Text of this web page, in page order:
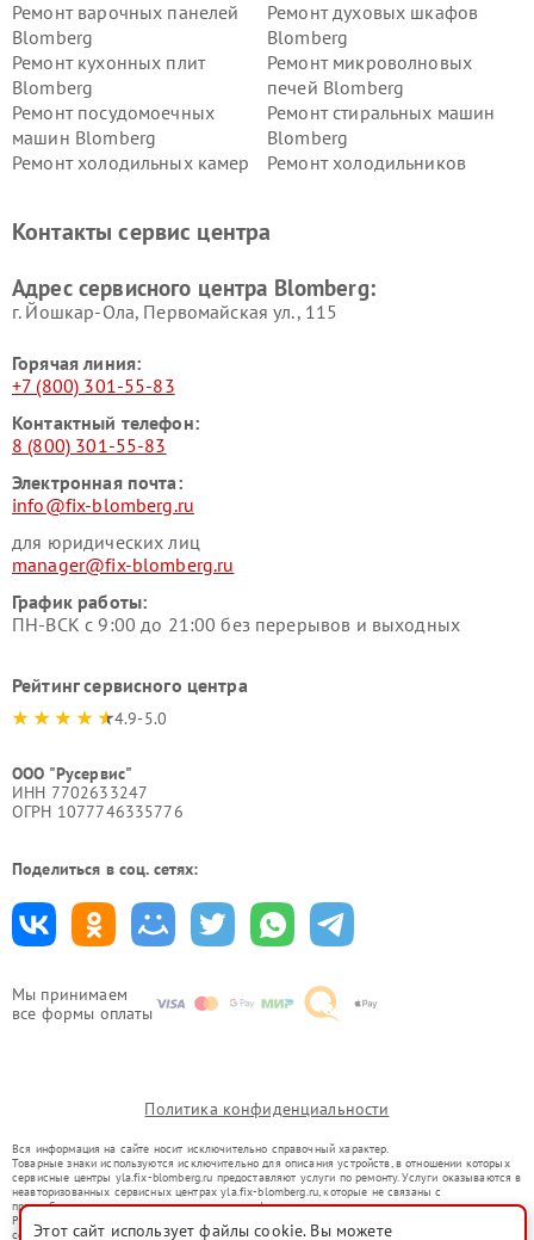
Мы принимаем
все формы оплаты
Ремонт варочных панелей
Blomberg
Ремонт духовых шкафов
Blomberg
Ремонт кухонных плит
Blomberg
Ремонт микроволновых
печей Blomberg
Ремонт посудомоечных
машин Blomberg
Ремонт стиральных машин
Blomberg
Ремонт холодильных камер
Ремонт холодильников
Контакты сервис центра
Адрес сервисного центра Blomberg:
г. Йошкар-Ола, Первомайская ул., 115
Горячая линия:
+7 (800) 301-55-83
Контактный телефон:
8 (800) 301-55-83
Электронная почта:
info@fix-blomberg.ru
для юридических лиц
manager@fix-blomberg.ru
График работы:
ПН-ВСК с 9:00 до 21:00 без перерывов и выходных
Рейтинг сервисного центра
4.9-5.0
ООО "Русервис"
ИНН 7702633247
ОГРН 1077746335776
Поделиться в соц. сетях:
Политика конфиденциальности
Вся информация на сайте носит исключительно справочный характер.
Товарные знаки используются исключительно для описания устройств, в отношении которых
сервисные центры yla.fix-blomberg.ru предоставляют услуги по ремонту. Услуги оказываются в
неавторизованных сервисных центрах yla.fix-blomberg.ru, которые не связаны с
правообладателями товарных знаков или их официальными представителями.
Ремонт осуществляется для устройств, уже введенных в гражданский оборот в соответствии
со статьей 1487 ГК РФ.
Этот сайт использует файлы cookie. Вы можете